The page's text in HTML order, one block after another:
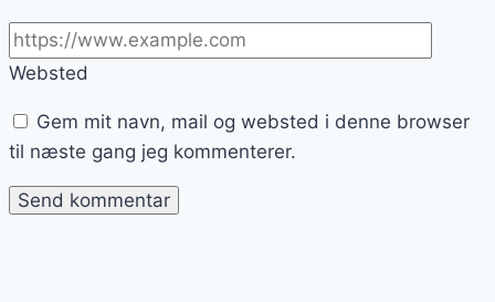
Websted
Gem mit navn, mail og websted i denne browser
til næste gang jeg kommenterer.